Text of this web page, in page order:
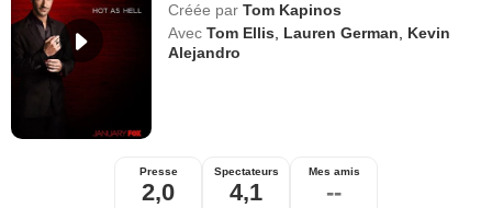
Créée par Tom Kapinos
Avec Tom Ellis, Lauren German, Kevin
Alejandro
Presse
2,0
Spectateurs
4,1
Mes amis
--